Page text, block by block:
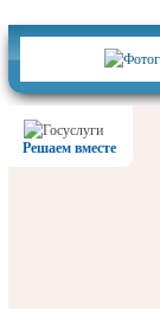
Решаем вместе